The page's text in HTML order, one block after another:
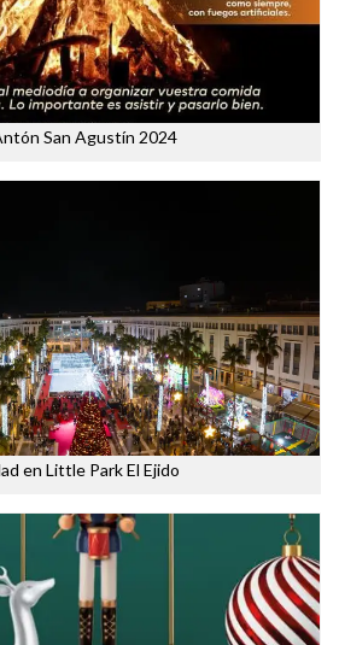
San Agustín 2024
en Little Park El Ejido